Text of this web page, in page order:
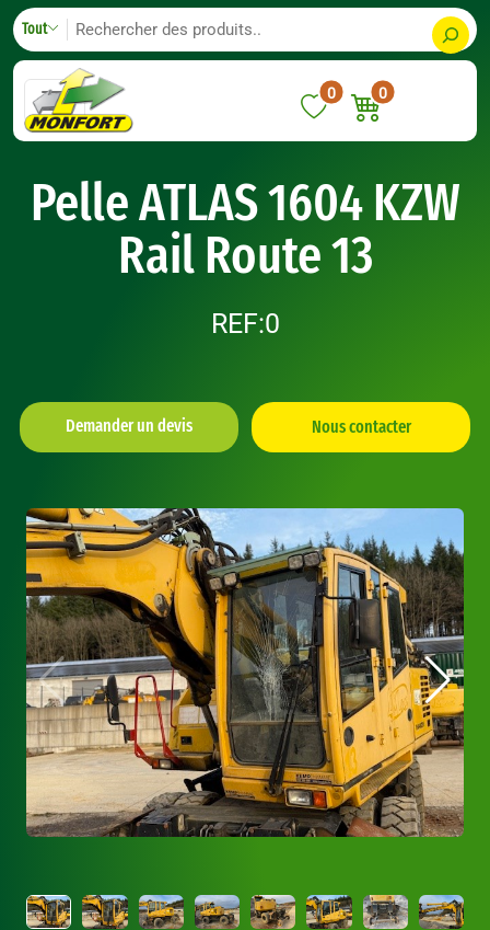
Skip
to
content
S
e
a
Tout
0 0
Pelle ATLAS 1604 KZW
Rail Route 13
REF:0
Demander un devis Nous contacter